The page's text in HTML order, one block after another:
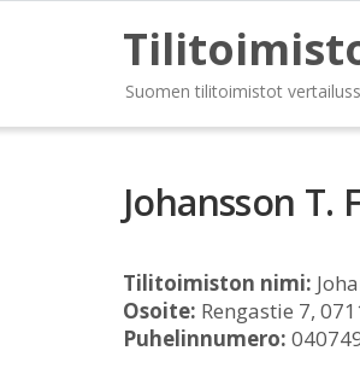
Suomen tilitoimistot
Johansson T.
Tilitoimiston nimi:
Osoite: Rengastie 7,
Puhelinnumero: